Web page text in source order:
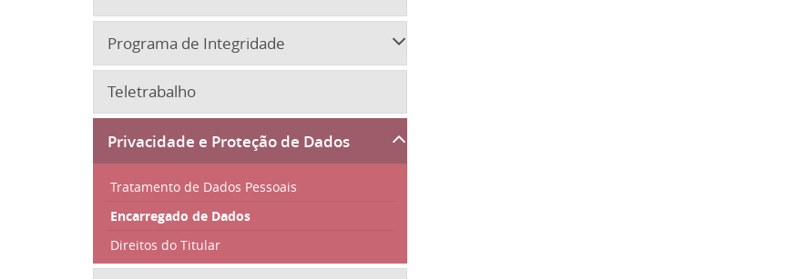
Programa de Integridade
Teletrabalho
Privacidade e Proteção de Dados
Tratamento de Dados Pessoais
Encarregado de Dados
Direitos do Titular